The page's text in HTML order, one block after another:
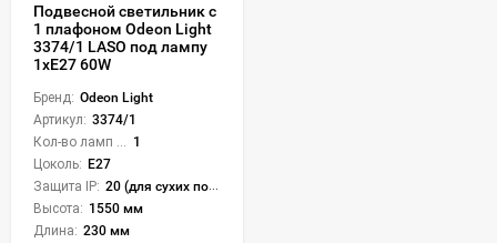
Подвесной светильник с
1 плафоном Odeon Light
3374/1 LASO под лампу
1xE27 60W
Бренд: Odeon Light
Артикул: 3374/1
1
Цоколь: E27
Защита IP: 20 (для сухих пом.)
Высота: 1550 мм
Длина: 230 мм